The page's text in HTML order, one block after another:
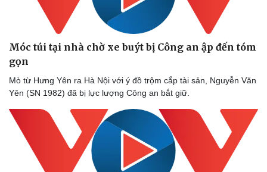
Móc túi tại nhà chờ xe buýt bị Công an ập đến tóm
gọn
Mò từ Hưng Yên ra Hà Nội với ý đồ trộm cắp tài sản, Nguyễn Văn
Yên (SN 1982) đã bị lực lượng Công an bắt giữ.